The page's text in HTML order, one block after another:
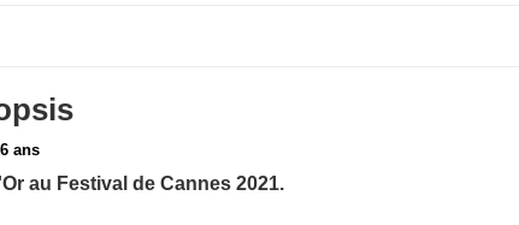
ans
au Festival de Cannes 2021.